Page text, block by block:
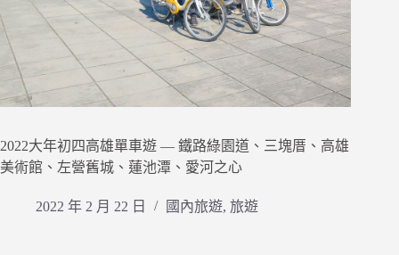
2022大年初四高雄單車遊 — 鐵路綠園道、三塊厝、高雄
美術館、左營舊城、蓮池潭、愛河之心
2022 年 2 月 22 日 國內旅遊, 旅遊